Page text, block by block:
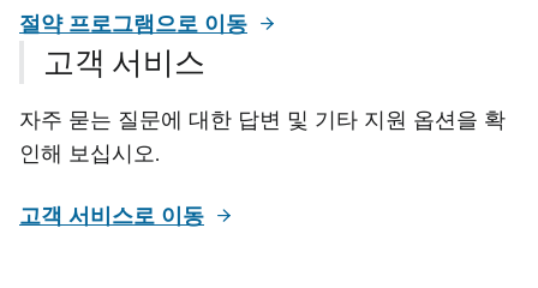
절약 프로그램으로 이동
고객 서비스
자주 묻는 질문에 대한 답변 및 기타 지원 옵션을 확
인해 보십시오.
고객 서비스로 이동